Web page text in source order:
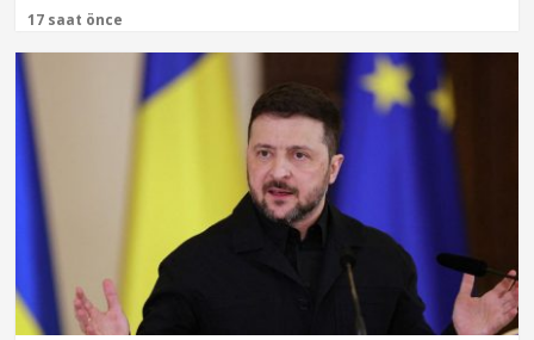
17 saat önce